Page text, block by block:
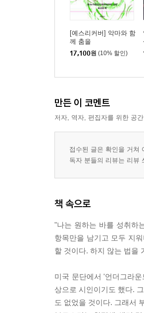
[예스리커버] 악마와 함
께 춤을
17,100원 (10% 할인)
만든 이 코멘트
저자, 역자, 편집자를 위한 공
접수된 글은 확인을 거쳐
독자 분들의 리뷰는 리뷰
책 속으로
"나는 원하는 바를 성취하
항목만을 남기고 모두 지
할 것이다. 하지 않는 법을
미국 문단에서 '언더그라
상으로 시인이기도 했다.
도 없었을 것이다. 그래서